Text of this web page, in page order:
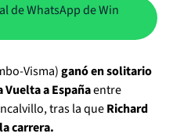
de WhatsApp de Win
Visma)ganó en solitario
Vuelta a Españaentre
tras la queRichard
carrera.